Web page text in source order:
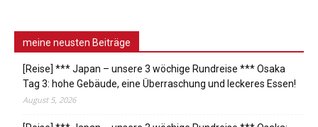
meine neusten Beiträge
[Reise] *** Japan – unsere 3 wöchige Rundreise *** Osaka
Tag 3: hohe Gebäude, eine Überraschung und leckeres Essen!
August 5, 2026